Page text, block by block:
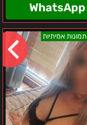
WhatsApp
תמונות אמיתיות
חיפה
והקריות
–
דיאנה
–
אישה
שתגיע
לביתך